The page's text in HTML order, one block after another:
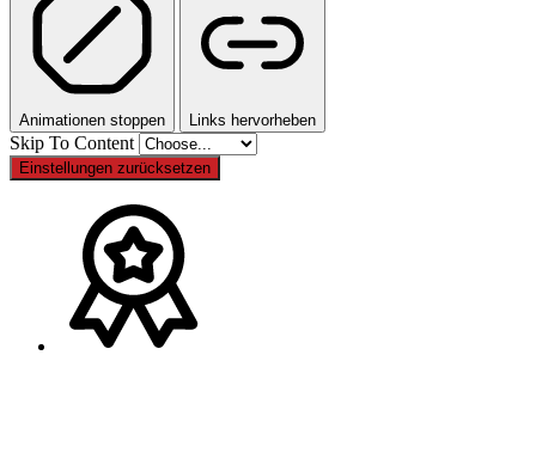
Animationen stoppen Links hervorheben
Skip To Content
Einstellungen zurücksetzen